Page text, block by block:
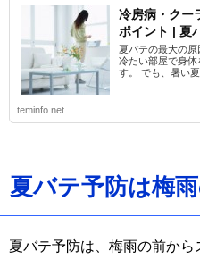
冷房病・クー
ポイント | 夏
夏バテの最大の原
冷たい部屋で身体
す。 でも、暑い夏
teminfo.net
夏バテ予防は梅
夏バテ予防は、梅雨の前から